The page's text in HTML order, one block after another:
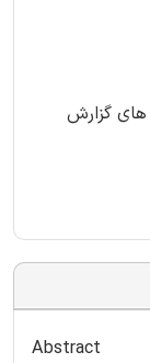
های گزارش
Abstract